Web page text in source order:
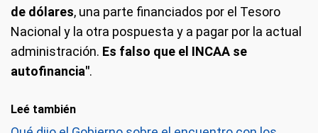
de dólares, una parte financiados por el Tesoro
Nacional y la otra pospuesta y a pagar por la actual
administración. Es falso que el INCAA se
autofinancia".
Leé también